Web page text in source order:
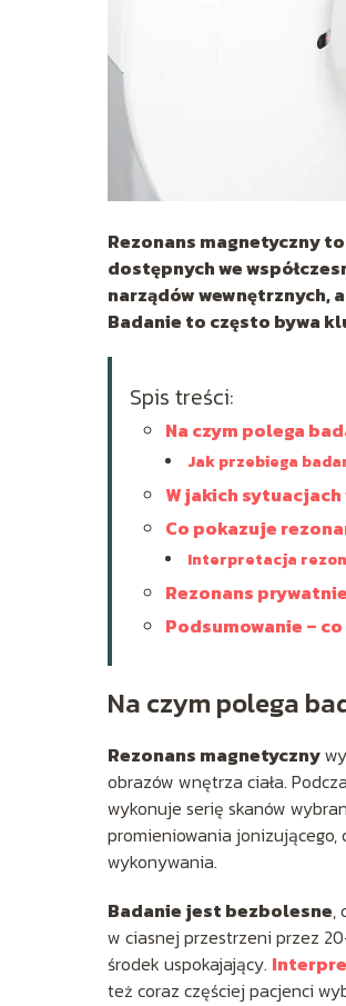
Rezonans magnetyczny
dostępnych we
narządów wewnętrznych,
Badanie to często bywa
Spis treści:
Na czym polega
Jak przebiega
W jakich
Co pokazuje
Interpretacja
Rezonans
Podsumowanie –
Na czym polega
Rezonans magnetyczny
obrazów wnętrza ciała.
wykonuje serię skanów
promieniowania
wykonywania.
Badanie jest bezbolesne,
w ciasnej przestrzeni przez
środek uspokajający.
też coraz częściej pacjenci